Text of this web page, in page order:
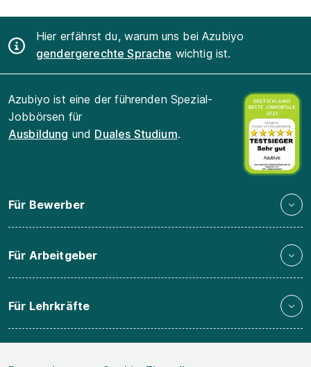
Hier erfährst du, warum uns bei Azubiyo
gendergerechte Sprache wichtig ist.
Azubiyo ist eine der führenden Spezial-
Jobbörsen für
Ausbildung und Duales Studium.
Für Bewerber
Für Arbeitgeber
Für Lehrkräfte